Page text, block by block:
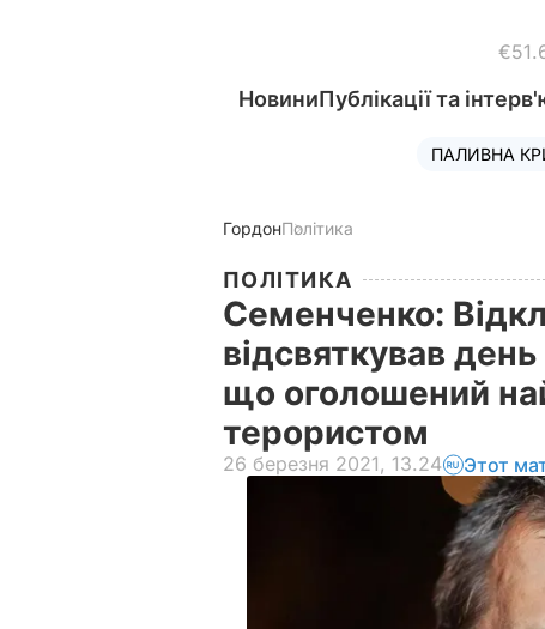
НовиниПублікації та
ПАЛИВНА
ГордонПолітика
ПОЛІТИКА
Семенченко:
відсвяткував
що оголошений
терористом
26 березня 2021, 13.24 Этот